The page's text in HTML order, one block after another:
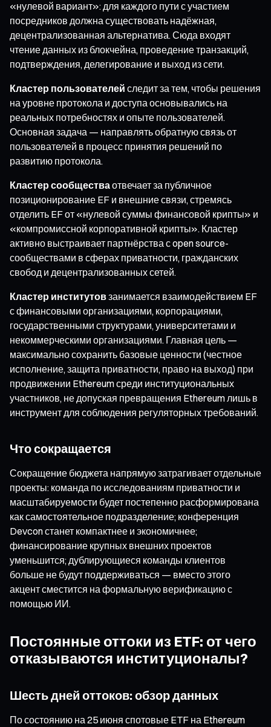
«нулевой вариант»: для каждого пути с участием
посредников должна существовать надёжная,
децентрализованная альтернатива. Сюда входят
чтение данных из блокчейна, проведение транзакций,
подтверждения, делегирование и выход из сети.
Кластер пользователей следит за тем, чтобы решения
на уровне протокола и доступа основывались на
реальных потребностях и опыте пользователей.
Основная задача — направлять обратную связь от
пользователей в процесс принятия решений по
развитию протокола.
Кластер сообществаотвечает за публичное
позиционирование EF и внешние связи, стремясь
отделить EF от «нулевой суммы финансовой крипты» и
«компромиссной корпоративной крипты». Кластер
активно выстраивает партнёрства с open source-
сообществами в сферах приватности, гражданских
свобод и децентрализованных сетей.
Кластер институтовзанимается взаимодействием EF
с финансовыми организациями, корпорациями,
государственными структурами, университетами и
некоммерческими организациями. Главная цель —
максимально сохранить базовые ценности (честное
исполнение, защита приватности, право на выход) при
продвижении Ethereum среди институциональных
участников, не допуская превращения Ethereum лишь в
инструмент для соблюдения регуляторных требований.
Что сокращается
Сокращение бюджета напрямую затрагивает отдельные
проекты: команда по исследованиям приватности и
масштабируемости будет постепенно расформирована
как самостоятельное подразделение; конференция
Devcon станет компактнее и экономичнее;
финансирование крупных внешних проектов
уменьшится; дублирующиеся команды клиентов
больше не будут поддерживаться — вместо этого
акцент сместится на формальную верификацию с
помощью ИИ.
Постоянные оттоки из ETF: от чего
отказываются институционалы?
Шесть дней оттоков: обзор данных
По состоянию на 25 июня спотовые ETF на Ethereum